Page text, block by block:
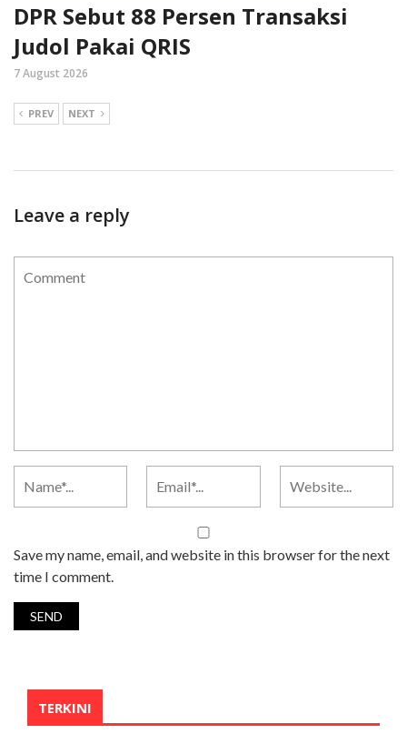
DPR Sebut 88 Persen Transaksi
Judol Pakai QRIS
7 August 2026
PREV NEXT
Leave a reply
Save my name, email, and website in this browser for the next
time I comment.
TERKINI